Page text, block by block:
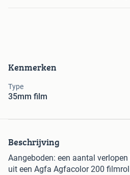
Kenmerken
Type
35mm film
Beschrijving
Aangeboden: een aantal
uit een Agfa Agfacolor 200